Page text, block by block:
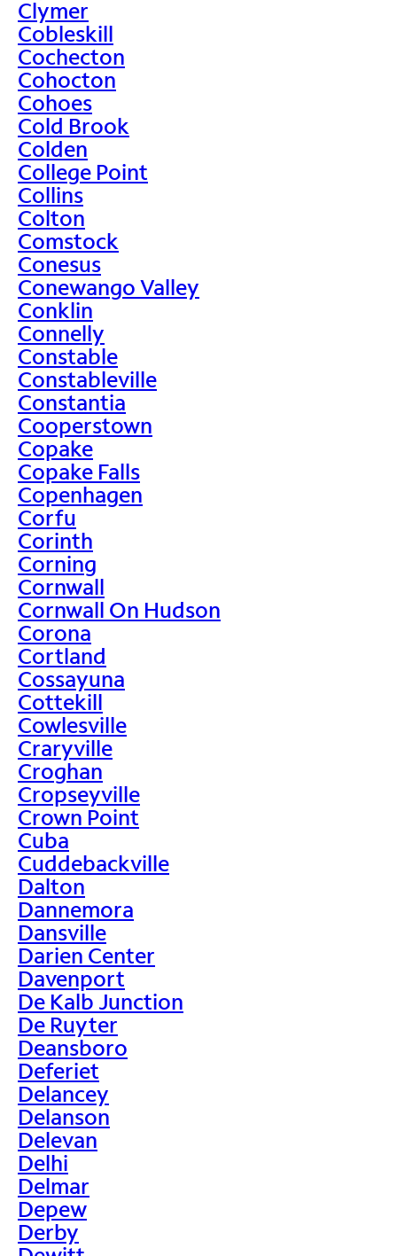
Clymer
Cobleskill
Cochecton
Cohocton
Cohoes
Cold Brook
Colden
College Point
Collins
Colton
Comstock
Conesus
Conewango Valley
Conklin
Connelly
Constable
Constableville
Constantia
Cooperstown
Copake
Copake Falls
Copenhagen
Corfu
Corinth
Corning
Cornwall
Cornwall On Hudson
Corona
Cortland
Cossayuna
Cottekill
Cowlesville
Craryville
Croghan
Cropseyville
Crown Point
Cuba
Cuddebackville
Dalton
Dannemora
Dansville
Darien Center
Davenport
De Kalb Junction
De Ruyter
Deansboro
Deferiet
Delancey
Delanson
Delevan
Delhi
Delmar
Depew
Derby